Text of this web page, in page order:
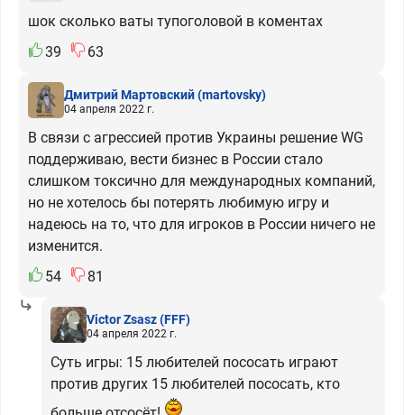
шок сколько ваты тупоголовой в коментах
39
63
Дмитрий Мартовский(martovsky)
04 апреля 2022 г.
В связи с агрессией против Украины решение WG
поддерживаю, вести бизнес в России стало
слишком токсично для международных компаний,
но не хотелось бы потерять любимую игру и
надеюсь на то, что для игроков в России ничего не
изменится.
54
81
Victor Zsasz(FFF)
04 апреля 2022 г.
Суть игры: 15 любителей пососать играют
против других 15 любителей пососать, кто